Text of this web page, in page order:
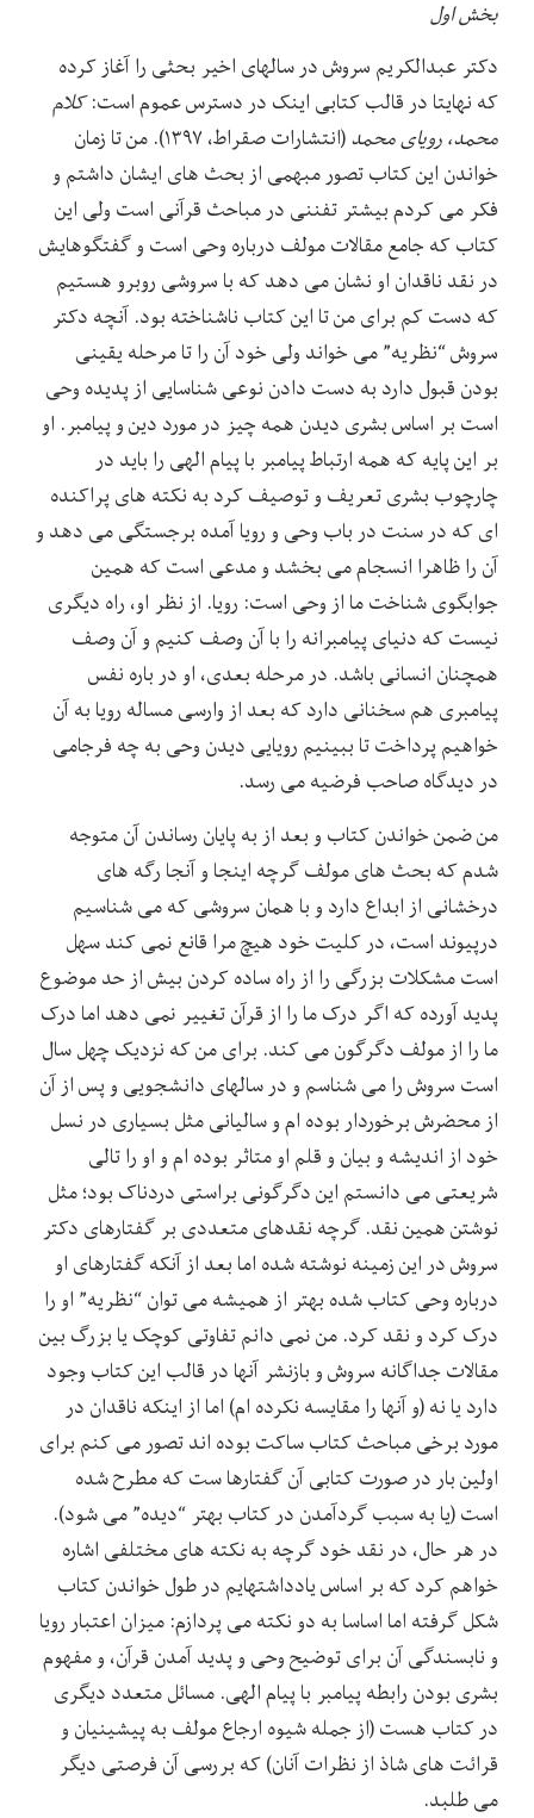
بخش اول
دکتر عبدالکریم سروش در سالهای اخیر بحثی را آغاز کرده
که نهایتا در قالب کتابی اینک در دسترس عموم است:کلام
محمد، رویای محمد
(انتشارات صقراط، ۱۳۹۷). من تا زمان
خواندن این کتاب تصور مبهمی از بحث های ایشان داشتم و
فکر می کردم بیشتر تفننی در مباحث قرآنی است ولی این
کتاب که جامع مقالات مولف درباره وحی است و گفتگوهایش
در نقد ناقدان او نشان می دهد که با سروشی روبرو هستیم
که دست کم برای من تا این کتاب ناشناخته بود. آنچه دکتر
سروش “نظریه” می خواند ولی خود آن را تا مرحله یقینی
بودن قبول دارد به دست دادن نوعی شناسایی از پدیده وحی
است بر اساس بشری دیدن همه چیز در مورد دین و پیامبر. او
بر این پایه که همه ارتباط پیامبر با پیام الهی را باید در
چارچوب بشری تعریف و توصیف کرد به نکته های پراکنده
ای که در سنت در باب وحی و رویا آمده برجستگی می دهد و
آن را ظاهرا انسجام می بخشد و مدعی است که همین
جوابگوی شناخت ما از وحی است: رویا. از نظر او، راه دیگری
نیست که دنیای پیامبرانه را با آن وصف کنیم و آن وصف
همچنان انسانی باشد. در مرحله بعدی، او در باره نفس
پیامبری هم سخنانی دارد که بعد از وارسی مساله رویا به آن
خواهیم پرداخت تا ببینیم رویایی دیدن وحی به چه فرجامی
در دیدگاه صاحب فرضیه می رسد.
من ضمن خواندن کتاب و بعد از به پایان رساندن آن متوجه
شدم که بحث های مولف گرچه اینجا و آنجا رگه های
درخشانی از ابداع دارد و با همان سروشی که می شناسیم
درپیوند است، در کلیت خود هیچ مرا قانع نمی کند سهل
است مشکلات بزرگی را از راه ساده کردن بیش از حد موضوع
پدید آورده که اگر درک ما را از قرآن تغییر نمی دهد اما درک
ما را از مولف دگرگون می کند. برای من که نزدیک چهل سال
است سروش را می شناسم و در سالهای دانشجویی و پس از آن
از محضرش برخوردار بوده ام و سالیانی مثل بسیاری در نسل
خود از اندیشه و بیان و قلم او متاثر بوده ام و او را تالی
شریعتی می دانستم این دگرگونی براستی دردناک بود؛ مثل
نوشتن همین نقد. گرچه نقدهای متعددی بر گفتارهای دکتر
سروش در این زمینه نوشته شده اما بعد از آنکه گفتارهای او
درباره وحی کتاب شده بهتر از همیشه می توان “نظریه” او را
درک کرد و نقد کرد. من نمی دانم تفاوتی کوچک یا بزرگ بین
مقالات جداگانه سروش و بازنشر آنها در قالب این کتاب وجود
دارد یا نه (و آنها را مقایسه نکرده ام) اما از اینکه ناقدان در
مورد برخی مباحث کتاب ساکت بوده اند تصور می کنم برای
اولین بار در صورت کتابی آن گفتارها ست که مطرح شده
است (یا به سبب گردآمدن در کتاب بهتر “دیده” می شود).
در هر حال، در نقد خود گرچه به نکته های مختلفی اشاره
خواهم کرد که بر اساس یادداشتهایم در طول خواندن کتاب
شکل گرفته اما اساسا به دو نکته می پردازم: میزان اعتبار رویا
و نابسندگی آن برای توضیح وحی و پدید آمدن قرآن، و مفهوم
بشری بودن رابطه پیامبر با پیام الهی. مسائل متعدد دیگری
در کتاب هست (از جمله شیوه ارجاع مولف به پیشینیان و
قرائت های شاذ از نظرات آنان) که بررسی آن فرصتی دیگر
می طلبد.